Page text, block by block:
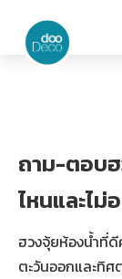
ถาม-ตอบ
ไหนและไม่
ฮวงจุ้ยห้องน้ำที่
ตะวันออกและทิ